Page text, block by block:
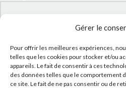
Gérer le
Pour offrir les meilleures expériences,
telles que les cookies pour stocker et/ou
appareils. Le fait de consentir à ces
des données telles que le comportement
ce site. Le fait de ne pas consentir ou de